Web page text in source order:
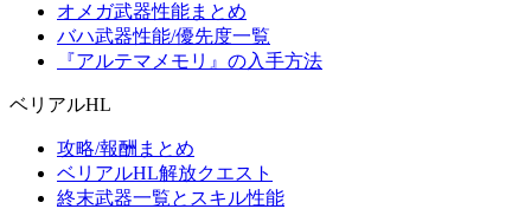
オメガ武器性能まとめ
バハ武器性能/優先度一覧
『アルテマメモリ』の入手方法
ベリアルHL
攻略/報酬まとめ
ベリアルHL解放クエスト
終末武器一覧とスキル性能